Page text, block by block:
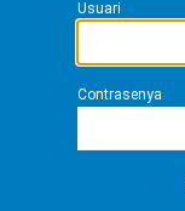
Usuari
Contrasenya